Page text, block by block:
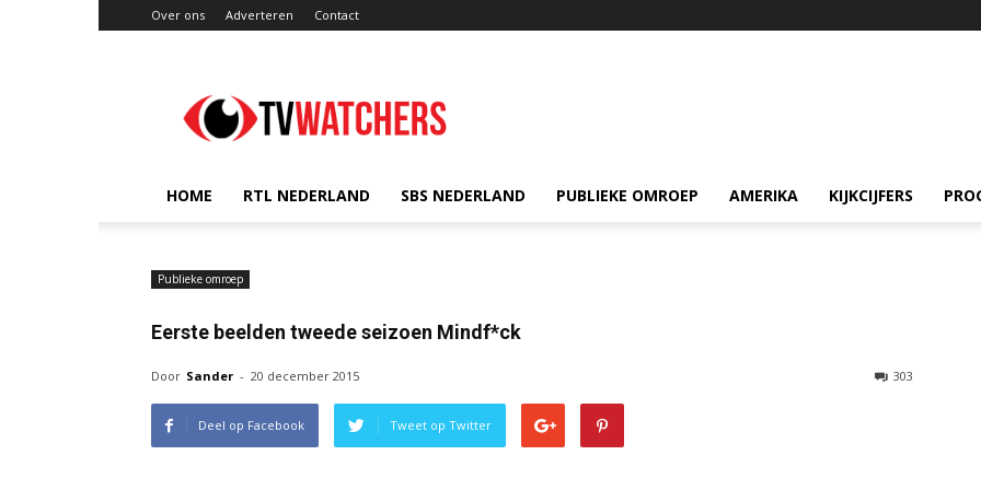
Over ons Adverteren Contact
HOME RTL NEDERLAND SBS NEDERLAND PUBLIEKE OMROEP AMERIKA KIJKCIJFERS
Publieke omroep
Eerste beelden tweede seizoen Mindf*ck
Door Sander - 20 december 2015 303
Deel op Facebook Tweet op Twitter